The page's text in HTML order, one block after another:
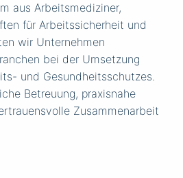
aus Arbeitsmediziner,
für Arbeitssicherheit und
wir Unternehmen
bei der Umsetzung
und Gesundheitsschutzes.
Betreuung, praxisnahe
Zusammenarbeit